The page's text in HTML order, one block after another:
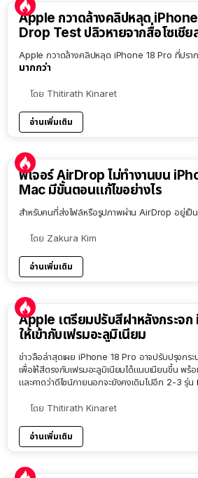
Apple กวาดล้างคลิปหลุด
Drop Test ปลิวหายจากสื่อโซเชีย
Apple กวาดล้างคลิปหลุด iPhone 18 Pro ที่ปร
มากกว่า
โดย Thitirath Kinaret
อ่านเพิ่มเติม
ฟีเจอร์ AirDrop ไม่ทำงานบน
Mac มีขั้นตอนแก้ไขอย่างไร
สำหรับคนที่ส่งไฟล์หรือรูปภาพผ่าน AirDrop อยู่เป็
โดย Zakura Kim
อ่านเพิ่มเติม
Apple เตรียมปรับสีฝาหลังกระจ
ให้เข้ากับเฟรมอะลูมิเนียม
ข่าวลือล่าสุดเผย iPhone 18 Pro อาจปรับปรุงกระ
เพื่อให้สีตรงกับเฟรมอะลูมิเนียมได้แนบเนียนขึ้น พร้อ
และคาดว่าดีไซน์ภายนอกจะยังคงเดิมไปอีก 2-3 รุ่น
โดย Thitirath Kinaret
อ่านเพิ่มเติม